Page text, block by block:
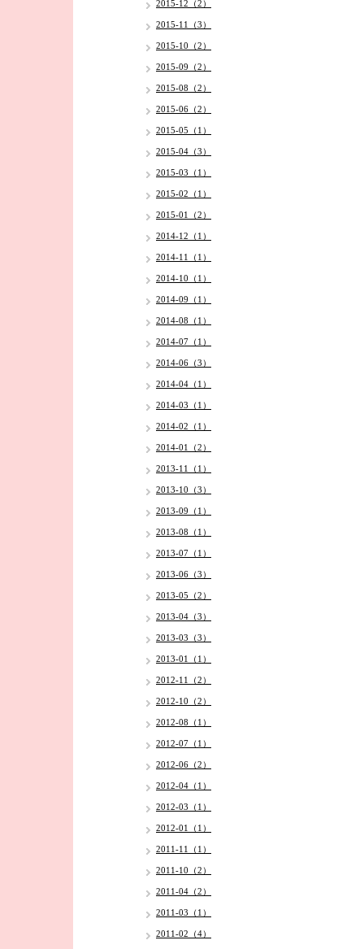
2015-12（2）
2015-11（3）
2015-10（2）
2015-09（2）
2015-08（2）
2015-06（2）
2015-05（1）
2015-04（3）
2015-03（1）
2015-02（1）
2015-01（2）
2014-12（1）
2014-11（1）
2014-10（1）
2014-09（1）
2014-08（1）
2014-07（1）
2014-06（3）
2014-04（1）
2014-03（1）
2014-02（1）
2014-01（2）
2013-11（1）
2013-10（3）
2013-09（1）
2013-08（1）
2013-07（1）
2013-06（3）
2013-05（2）
2013-04（3）
2013-03（3）
2013-01（1）
2012-11（2）
2012-10（2）
2012-08（1）
2012-07（1）
2012-06（2）
2012-04（1）
2012-03（1）
2012-01（1）
2011-11（1）
2011-10（2）
2011-04（2）
2011-03（1）
2011-02（4）